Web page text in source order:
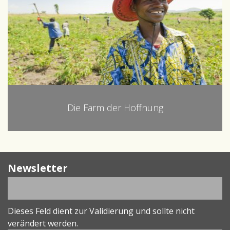
Die Farm der Hoffnung
Newsletter
Dieses Feld dient zur Validierung und sollte nicht
verändert werden.